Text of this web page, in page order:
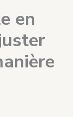
en